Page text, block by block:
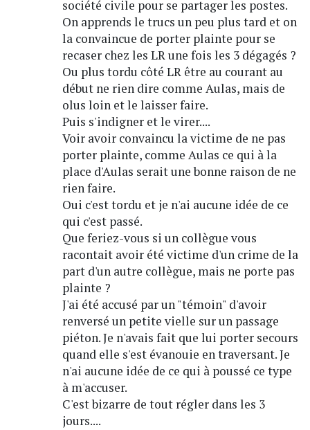
société civile pour se partager les postes.
On apprends le trucs un peu plus tard et on
la convaincue de porter plainte pour se
recaser chez les LR une fois les 3 dégagés ?
Ou plus tordu côté LR être au courant au
début ne rien dire comme Aulas, mais de
olus loin et le laisser faire.
Puis s'indigner et le virer....
Voir avoir convaincu la victime de ne pas
porter plainte, comme Aulas ce qui à la
place d'Aulas serait une bonne raison de ne
rien faire.
Oui c'est tordu et je n'ai aucune idée de ce
qui c'est passé.
Que feriez-vous si un collègue vous
racontait avoir été victime d'un crime de la
part d'un autre collègue, mais ne porte pas
plainte ?
J'ai été accusé par un "témoin" d'avoir
renversé un petite vielle sur un passage
piéton. Je n'avais fait que lui porter secours
quand elle s'est évanouie en traversant. Je
n'ai aucune idée de ce qui à poussé ce type
à m'accuser.
C'est bizarre de tout régler dans les 3
jours....